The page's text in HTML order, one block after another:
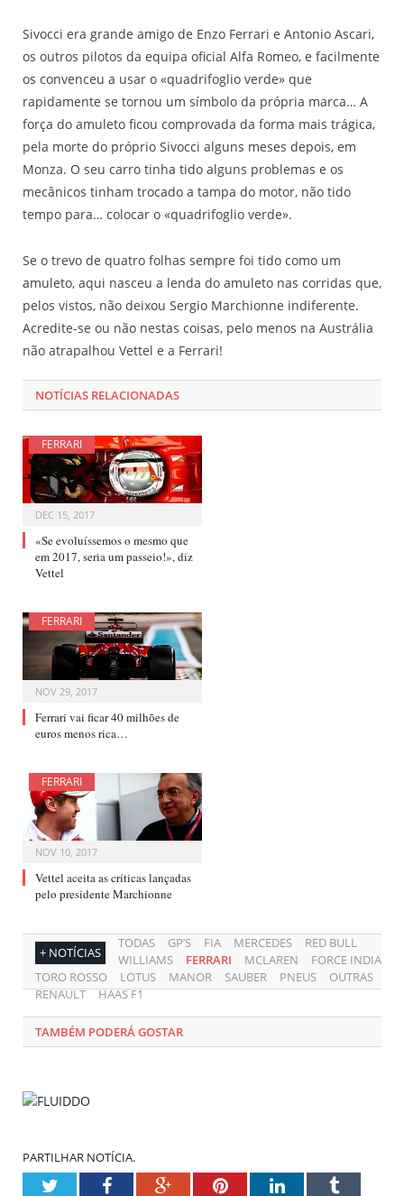
Sivocci era grande amigo de Enzo Ferrari e Antonio Ascari,
os outros pilotos da equipa oficial Alfa Romeo, e facilmente
os convenceu a usar o «quadrifoglio verde» que
rapidamente se tornou um símbolo da própria marca… A
força do amuleto ficou comprovada da forma mais trágica,
pela morte do próprio Sivocci alguns meses depois, em
Monza. O seu carro tinha tido alguns problemas e os
mecânicos tinham trocado a tampa do motor, não tido
tempo para… colocar o «quadrifoglio verde».
Se o trevo de quatro folhas sempre foi tido como um
amuleto, aqui nasceu a lenda do amuleto nas corridas que,
pelos vistos, não deixou Sergio Marchionne indiferente.
Acredite-se ou não nestas coisas, pelo menos na Austrália
não atrapalhou Vettel e a Ferrari!
NOTÍCIAS RELACIONADAS
FERRARI
DEC 15, 2017
«Se evoluíssemos o mesmo que
em 2017, seria um passeio!», diz
Vettel
FERRARI
NOV 29, 2017
Ferrari vai ficar 40 milhões de
euros menos rica…
FERRARI
NOV 10, 2017
Vettel aceita as críticas lançadas
pelo presidente Marchionne
+ NOTÍCIAS
TODAS GP’S FIA MERCEDES
RED BULL
WILLIAMS
FERRARI MCLAREN
FORCE INDIA
TORO ROSSO
LOTUS MANOR SAUBER PNEUS
OUTRAS
RENAULT
HAAS F1
TAMBÉM PODERÁ GOSTAR
PARTILHAR NOTÍCIA.
TwitterFacebookGoogle+PinterestLinkedInTumblr